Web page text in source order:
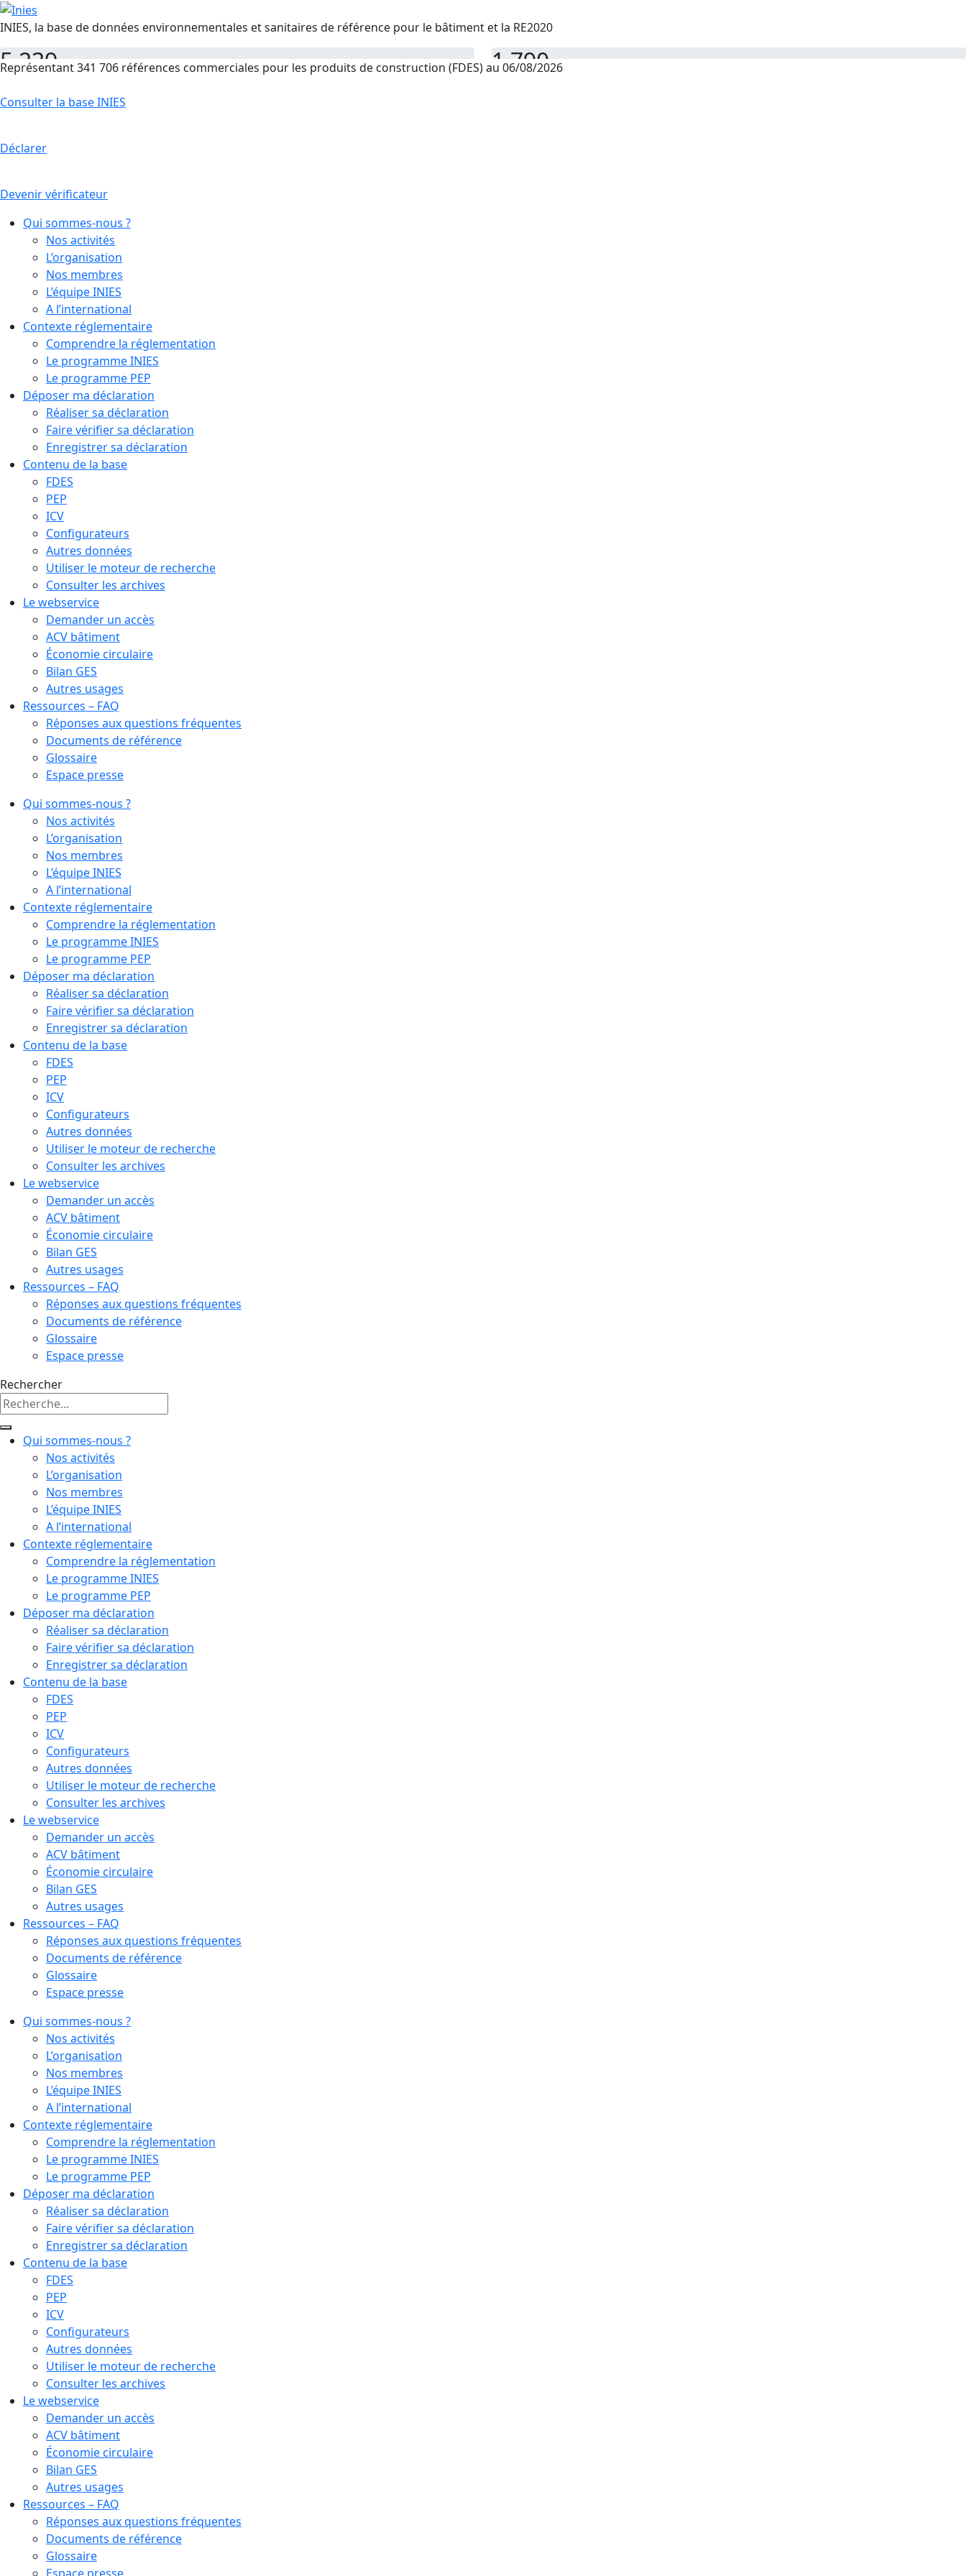
INIES, la base de données environnementales et sanitaires de référence pour le bâtiment et la RE2020
5 239 1 790
Représentant 341 706 références commerciales pour les produits de construction (FDES) au 06/08/2026
Consulter la base INIES
Déclarer
Devenir vérificateur
Qui sommes-nous ?
Nos activités
L’organisation
Nos membres
L’équipe INIES
A l’international
Contexte réglementaire
Comprendre la réglementation
Le programme INIES
Le programme PEP
Déposer ma déclaration
Réaliser sa déclaration
Faire vérifier sa déclaration
Enregistrer sa déclaration
Contenu de la base
FDES
PEP
ICV
Configurateurs
Autres données
Utiliser le moteur de recherche
Consulter les archives
Le webservice
Demander un accès
ACV bâtiment
Économie circulaire
Bilan GES
Autres usages
Ressources – FAQ
Réponses aux questions fréquentes
Documents de référence
Glossaire
Espace presse
Qui sommes-nous ?
Nos activités
L’organisation
Nos membres
L’équipe INIES
A l’international
Contexte réglementaire
Comprendre la réglementation
Le programme INIES
Le programme PEP
Déposer ma déclaration
Réaliser sa déclaration
Faire vérifier sa déclaration
Enregistrer sa déclaration
Contenu de la base
FDES
PEP
ICV
Configurateurs
Autres données
Utiliser le moteur de recherche
Consulter les archives
Le webservice
Demander un accès
ACV bâtiment
Économie circulaire
Bilan GES
Autres usages
Ressources – FAQ
Réponses aux questions fréquentes
Documents de référence
Glossaire
Espace presse
Rechercher
Qui sommes-nous ?
Nos activités
L’organisation
Nos membres
L’équipe INIES
A l’international
Contexte réglementaire
Comprendre la réglementation
Le programme INIES
Le programme PEP
Déposer ma déclaration
Réaliser sa déclaration
Faire vérifier sa déclaration
Enregistrer sa déclaration
Contenu de la base
FDES
PEP
ICV
Configurateurs
Autres données
Utiliser le moteur de recherche
Consulter les archives
Le webservice
Demander un accès
ACV bâtiment
Économie circulaire
Bilan GES
Autres usages
Ressources – FAQ
Réponses aux questions fréquentes
Documents de référence
Glossaire
Espace presse
Qui sommes-nous ?
Nos activités
L’organisation
Nos membres
L’équipe INIES
A l’international
Contexte réglementaire
Comprendre la réglementation
Le programme INIES
Le programme PEP
Déposer ma déclaration
Réaliser sa déclaration
Faire vérifier sa déclaration
Enregistrer sa déclaration
Contenu de la base
FDES
PEP
ICV
Configurateurs
Autres données
Utiliser le moteur de recherche
Consulter les archives
Le webservice
Demander un accès
ACV bâtiment
Économie circulaire
Bilan GES
Autres usages
Ressources – FAQ
Réponses aux questions fréquentes
Documents de référence
Glossaire